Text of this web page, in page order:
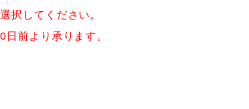
択してください。
前より承ります。